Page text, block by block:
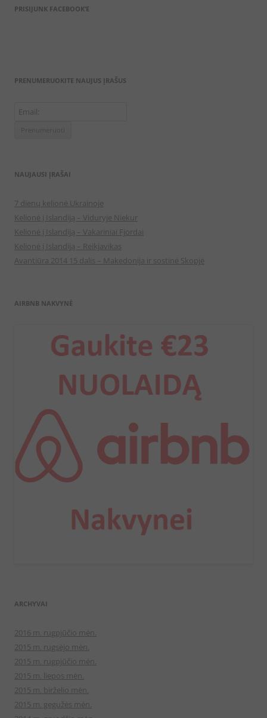
PRISIJUNK FACEBOOK’E
PRENUMERUOKITE NAUJUS ĮRAŠUS
NAUJAUSI ĮRAŠAI
7 dienų kelionė Ukrainoje
Kelionė į Islandiją – Viduryje Niekur
Kelionė į Islandiją – Vakariniai Fjordai
Kelionė į Islandiją – Reikjavikas
Avantiūra 2014 15 dalis – Makedonija ir sostinė Skopjė
AIRBNB NAKVYNĖ
ARCHYVAI
2016 m. rugpjūčio mėn.
2015 m. rugsėjo mėn.
2015 m. rugpjūčio mėn.
2015 m. liepos mėn.
2015 m. birželio mėn.
2015 m. gegužės mėn.